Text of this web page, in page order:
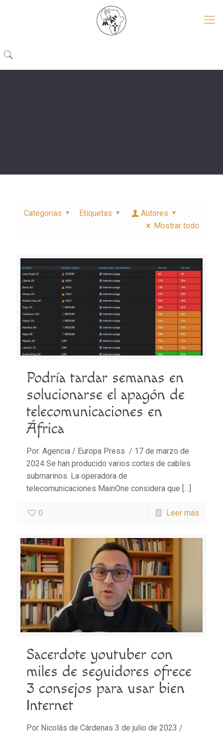
Categorias Etiquetas
Autores
Mostrar todo
Podría tardar semanas en
solucionarse el apagón de
telecomunicaciones en
África
Por: Agencia / Europa Press / 17 de marzo de
2024 Se han producido varios cortes de cables
submarinos. La operadora de
telecomunicaciones MainOne considera que […]
0 Leer más
Sacerdote youtuber con
miles de seguidores ofrece
3 consejos para usar bien
Internet
Por Nicolás de Cárdenas 3 de julio de 2023 /